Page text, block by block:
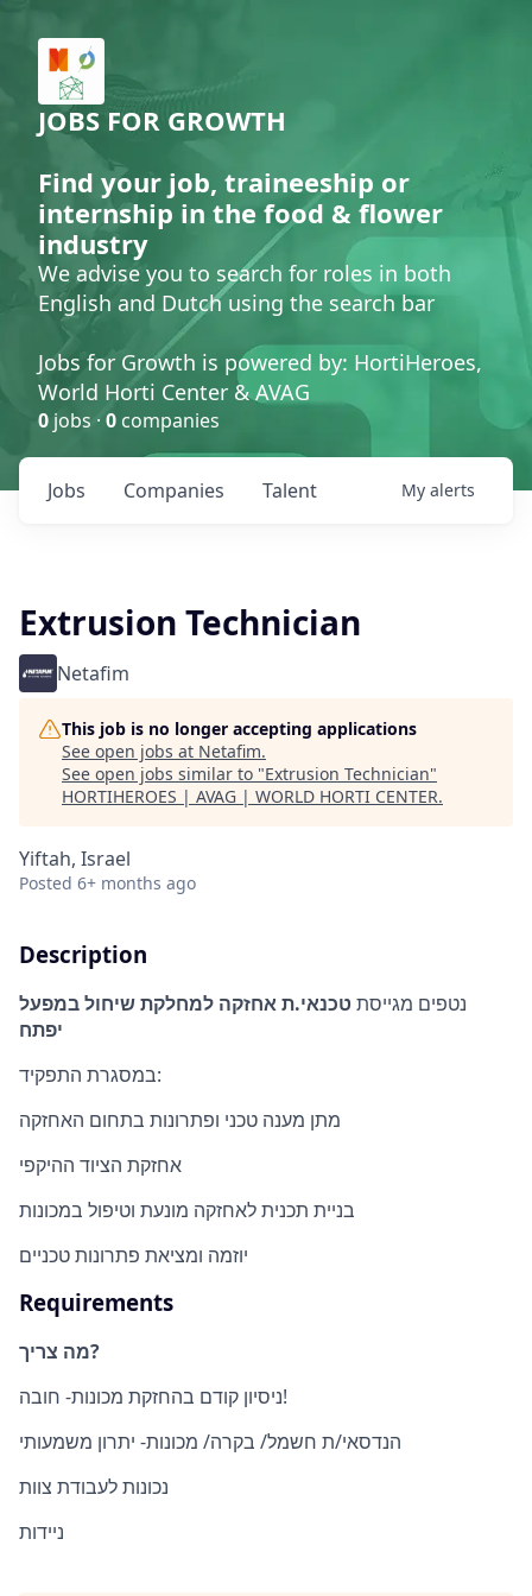
JOBS FOR GROWTH
Find your job, traineeship or
internship in the food & flower
industry
We advise you to search for roles in both
English and Dutch using the search bar
Jobs for Growth is powered by: HortiHeroes,
World Horti Center & AVAG
0 jobs · 0 companies
Jobs Companies Talent My alerts
Extrusion Technician
Netafim
This job is no longer accepting applications
See open jobs at Netafim.
See open jobs similar to "Extrusion Technician"
HORTIHEROES | AVAG | WORLD HORTI CENTER.
Yiftah, Israel
Posted 6+ months ago
Description
נטפים מגייסתטכנאי.ת אחזקה למחלקת שיחול במפעל
יפתח
במסגרת התפקיד:
מתן מענה טכני ופתרונות בתחום האחזקה
אחזקת הציוד ההיקפי
בניית תכנית לאחזקה מונעת וטיפול במכונות
יוזמה ומציאת פתרונות טכניים
Requirements
מה צריך?
ניסיון קודם בהחזקת מכונות- חובה!
הנדסאי/ת חשמל/ בקרה/ מכונות- יתרון משמעותי
נכונות לעבודת צוות
ניידות